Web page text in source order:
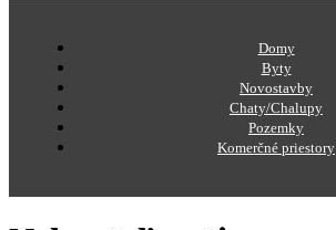
Domy
Byty
Novostavby
Chaty/Chalupy
Pozemky
Komerčné priestory